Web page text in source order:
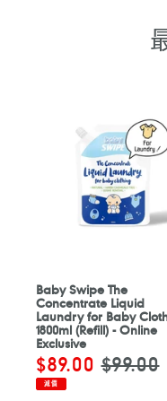
Baby Swipe The
Concentrate Liquid
Laundry for Baby
1800ml (Refill) - Online
Exclusive
售
價
$89.00 定
價
$99.00
減價